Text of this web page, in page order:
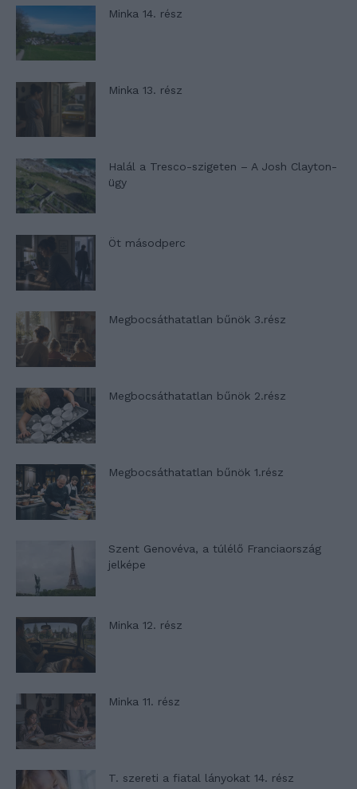
Minka 14. rész
Minka 13. rész
Halál a Tresco-szigeten – A Josh Clayton-
ügy
Öt másodperc
Megbocsáthatatlan bűnök 3.rész
Megbocsáthatatlan bűnök 2.rész
Megbocsáthatatlan bűnök 1.rész
Szent Genovéva, a túlélő Franciaország
jelképe
Minka 12. rész
Minka 11. rész
T. szereti a fiatal lányokat 14. rész